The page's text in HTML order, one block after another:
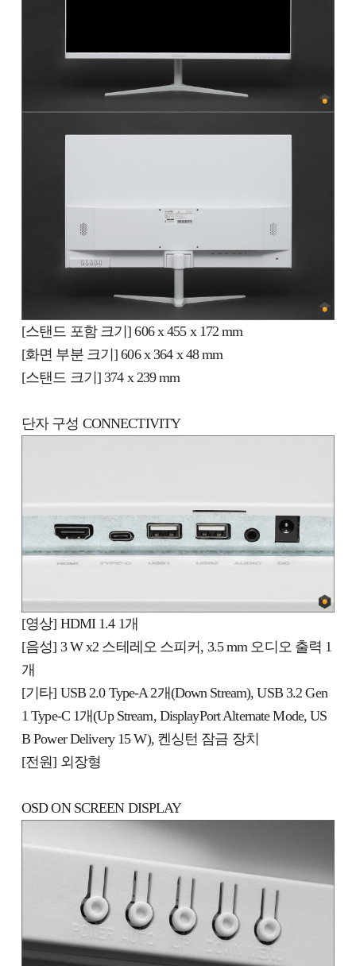
[스탠드 포함 크기] 606 x 455 x 172 mm
[화면 부분 크기] 606 x 364 x 48 mm
[스탠드 크기] 374 x 239 mm
단자 구성 CONNECTIVITY
[영상] HDMI 1.4 1개
[음성] 3 W x2 스테레오 스피커, 3.5 mm 오디오 출력 1
개
[기타] USB 2.0 Type-A 2개(Down Stream), USB 3.2 Gen
1 Type-C 1개(Up Stream, DisplayPort Alternate Mode, US
B Power Delivery 15 W), 켄싱턴 잠금 장치
[전원] 외장형
OSD ON SCREEN DISPLAY